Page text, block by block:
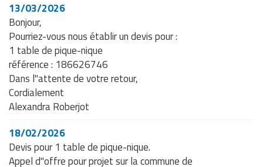
13/03/2026
Bonjour,
Pourriez-vous nous établir un devis pour :
1 table de pique-nique
référence : 186626746
Dans l"attente de votre retour,
Cordialement
Alexandra Roberjot
18/02/2026
Devis pour 1 table de pique-nique.
Appel d"offre pour projet sur la commune de